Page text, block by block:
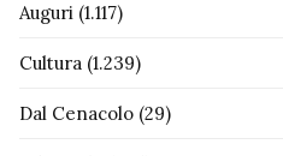
Auguri (1.117)
Cultura (1.239)
Dal Cenacolo (29)